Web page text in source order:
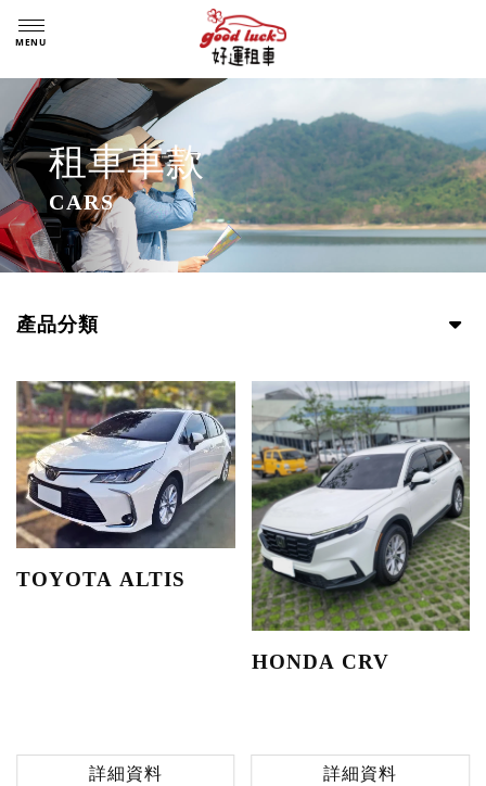
租車車款
產品分類
TOYOTA ALTIS
詳細資料
HONDA CRV
詳細資料